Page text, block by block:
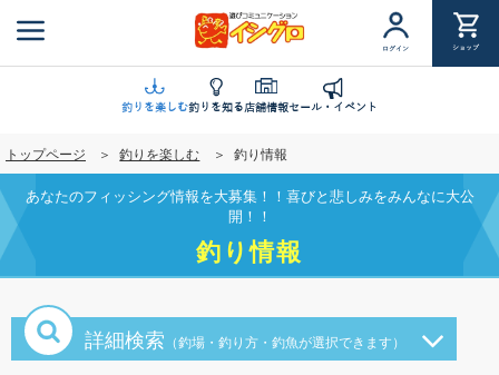
ン
に
移
動
ログイン ショップ
釣りを楽しむ釣りを知る店舗情報セール・イベント
トップページ 釣りを楽しむ 釣り情報
あなたのフィッシング情報を大募集！！喜びと悲しみをみんなに大公
開！！
釣り情報
詳細検索 （釣場・釣り方・釣魚が選択できます）